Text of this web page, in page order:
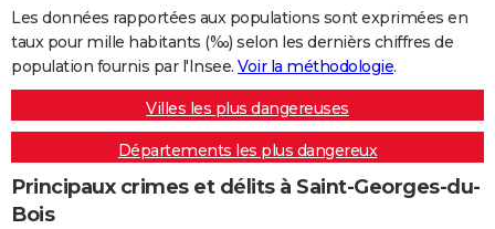
Les données rapportées aux populations sont exprimées en
taux pour mille habitants (‰) selon les dernièrs chiffres de
population fournis par l'Insee. Voir la méthodologie.
Villes les plus dangereuses
Départements les plus dangereux
Principaux crimes et délits à Saint-Georges-du-
Bois